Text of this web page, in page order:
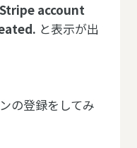
Stripe account
と表示が出
の登録をしてみ